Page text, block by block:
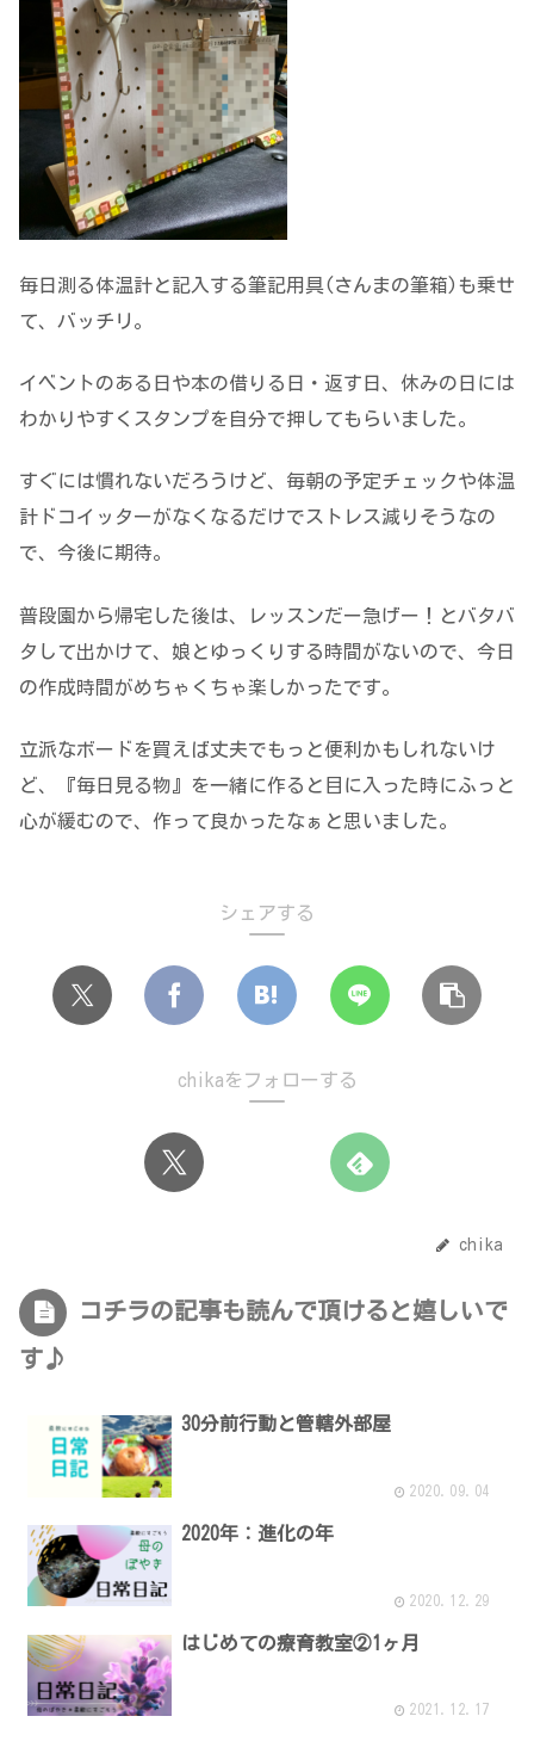
毎日測る体温計と記入する筆記用具(さんまの筆箱)も乗せ
て、バッチリ。
イベントのある日や本の借りる日・返す日、休みの日には
わかりやすくスタンプを自分で押してもらいました。
すぐには慣れないだろうけど、毎朝の予定チェックや体温
計ドコイッターがなくなるだけでストレス減りそうなの
で、今後に期待。
普段園から帰宅した後は、レッスンだー急げー！とバタバ
タして出かけて、娘とゆっくりする時間がないので、今日
の作成時間がめちゃくちゃ楽しかったです。
立派なボードを買えば丈夫でもっと便利かもしれないけ
ど、『毎日見る物』を一緒に作ると目に入った時にふっと
心が緩むので、作って良かったなぁと思いました。
シェアする
chikaをフォローする
chika
コチラの記事も読んで頂けると嬉しいで
す♪
30分前行動と管轄外部屋
2020.09.04
2020年：進化の年
2020.12.29
はじめての療育教室②1ヶ月
2021.12.17